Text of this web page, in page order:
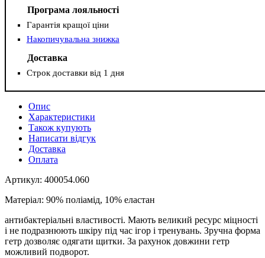
Програма лояльності
Гарантія кращої ціни
Накопичувальна знижка
Доставка
Строк доставки від 1 дня
Опис
Характеристики
Також купують
Написати відгук
Доставка
Оплата
Артикул: 400054.060
Матеріал: 90% поліамід, 10% еластан
антибактеріальні властивості. Мають великий ресурс міцності
і не подразнюють шкіру під час ігор і тренувань. Зручна форма
гетр дозволяє одягати щитки. За рахунок довжини гетр
можливий подворот.